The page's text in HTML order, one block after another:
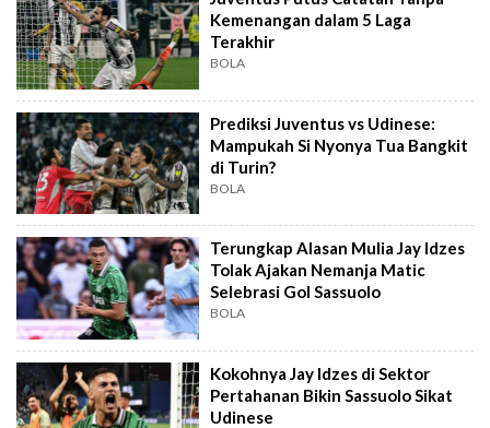
Kemenangan dalam 5 Laga
Terakhir
BOLA
Prediksi Juventus vs Udinese:
Mampukah Si Nyonya Tua Bangkit
di Turin?
BOLA
Terungkap Alasan Mulia Jay Idzes
Tolak Ajakan Nemanja Matic
Selebrasi Gol Sassuolo
BOLA
Kokohnya Jay Idzes di Sektor
Pertahanan Bikin Sassuolo Sikat
Udinese